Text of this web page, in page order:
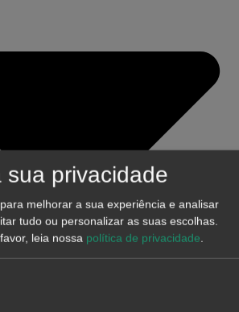
sua privacidade
melhorar a sua experiência e analisar
tudo ou personalizar as suas escolhas.
leia nossa política de privacidade.